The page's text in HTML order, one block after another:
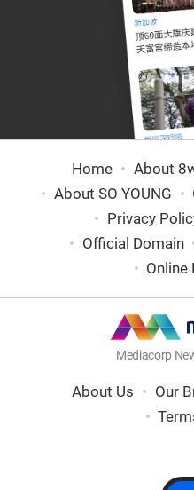
Home About
About SO YOUNG
Privacy
Official Domain
Online
Mediacorp
About Us Our